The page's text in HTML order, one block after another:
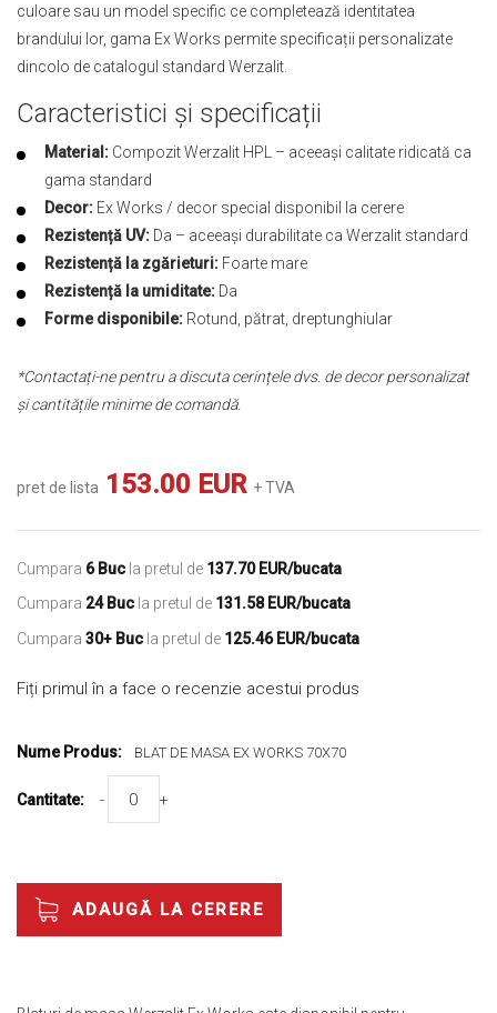
culoare sau un model specific ce completează identitatea
brandului lor, gama Ex Works permite specificații personalizate
dincolo de catalogul standard Werzalit.
Caracteristici și specificații
Material: Compozit Werzalit HPL – aceeași calitate ridicată ca
gama standard
Decor: Ex Works / decor special disponibil la cerere
Rezistență UV: Da – aceeași durabilitate ca Werzalit standard
Rezistență la zgărieturi: Foarte mare
Rezistență la umiditate: Da
Forme disponibile: Rotund, pătrat, dreptunghiular
*Contactați-ne pentru a discuta cerințele dvs. de decor personalizat
și cantitățile minime de comandă.
pret de lista 153.00 EUR + TVA
Cumpara 6 Buc la pretul de 137.70 EUR/bucata
Cumpara 24 Buc la pretul de 131.58 EUR/bucata
Cumpara 30+ Buc la pretul de 125.46 EUR/bucata
Fiți primul în a face o recenzie acestui produs
Grupate
BLAT DE MASA EX WORKS 70X70
- +
ADAUGĂ LA CERERE